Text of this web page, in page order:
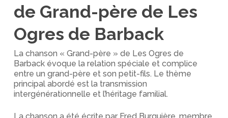
de Grand-père de Les
Ogres de Barback
La chanson « Grand-père » de Les Ogres de
Barback évoque la relation spéciale et complice
entre un grand-père et son petit-fils. Le thème
principal abordé est la transmission
intergénérationnelle et l’héritage familial.